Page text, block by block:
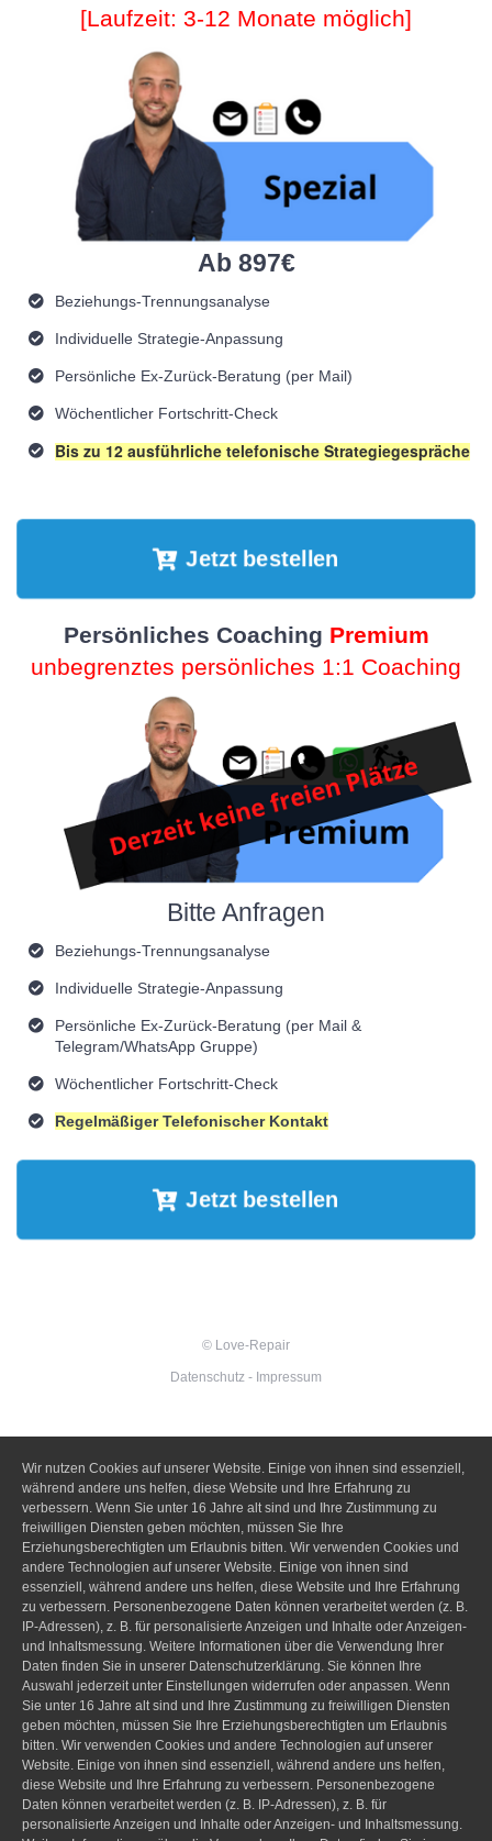
[Laufzeit: 3-12 Monate möglich]
Ab 897€
Beziehungs-Trennungsanalyse
Individuelle Strategie-Anpassung
Persönliche Ex-Zurück-Beratung (per Mail)
Wöchentlicher Fortschritt-Check
Bis zu 12 ausführliche telefonische Strategiegespräche
Jetzt bestellen
Persönliches Coaching Premium
unbegrenztes persönliches 1:1 Coaching
Bitte Anfragen
Beziehungs-Trennungsanalyse
Individuelle Strategie-Anpassung
Persönliche Ex-Zurück-Beratung (per Mail &
Telegram/WhatsApp Gruppe)
Wöchentlicher Fortschritt-Check
Regelmäßiger Telefonischer Kontakt
Jetzt bestellen
© Love-Repair
Datenschutz - Impressum
Wir nutzen Cookies auf unserer Website. Einige von ihnen sind essenziell,
während andere uns helfen, diese Website und Ihre Erfahrung zu
verbessern. Wenn Sie unter 16 Jahre alt sind und Ihre Zustimmung zu
freiwilligen Diensten geben möchten, müssen Sie Ihre
Erziehungsberechtigten um Erlaubnis bitten. Wir verwenden Cookies und
andere Technologien auf unserer Website. Einige von ihnen sind
essenziell, während andere uns helfen, diese Website und Ihre Erfahrung
zu verbessern. Personenbezogene Daten können verarbeitet werden (z. B.
IP-Adressen), z. B. für personalisierte Anzeigen und Inhalte oder Anzeigen-
und Inhaltsmessung. Weitere Informationen über die Verwendung Ihrer
Daten finden Sie in unserer Datenschutzerklärung. Sie können Ihre
Auswahl jederzeit unter Einstellungen widerrufen oder anpassen. Wenn
Sie unter 16 Jahre alt sind und Ihre Zustimmung zu freiwilligen Diensten
geben möchten, müssen Sie Ihre Erziehungsberechtigten um Erlaubnis
bitten. Wir verwenden Cookies und andere Technologien auf unserer
Website. Einige von ihnen sind essenziell, während andere uns helfen,
diese Website und Ihre Erfahrung zu verbessern. Personenbezogene
Daten können verarbeitet werden (z. B. IP-Adressen), z. B. für
personalisierte Anzeigen und Inhalte oder Anzeigen- und Inhaltsmessung.